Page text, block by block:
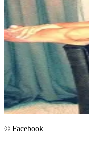
© Facebook